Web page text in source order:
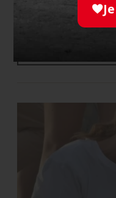
Urgence
Malte